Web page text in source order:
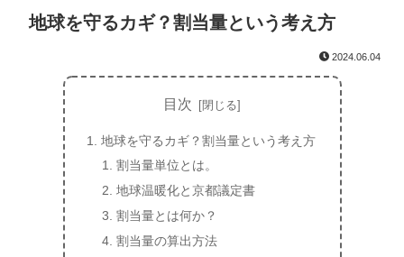
地球を守るカギ？割当量という考え方
2024.06.04
目次
地球を守るカギ？割当量という考え方
割当量単位とは。
地球温暖化と京都議定書
割当量とは何か？
割当量の算出方法